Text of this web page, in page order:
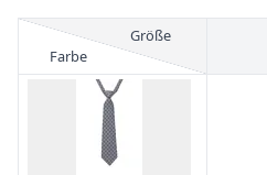
Größe
Farbe